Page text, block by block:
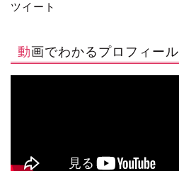
ツイート
動画でわかるプロフィール